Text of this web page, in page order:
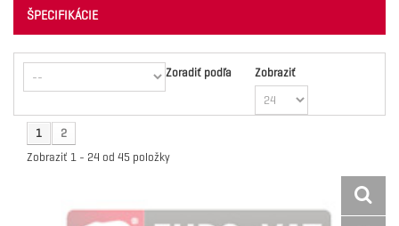
ŠPECIFIKÁCIE
Zoradiť podľa Zobraziť
1
2
Zobraziť 1 - 24 od 45 položky